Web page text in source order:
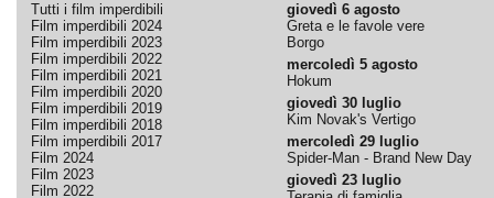
Tutti i film imperdibili
Film imperdibili 2024
Film imperdibili 2023
Film imperdibili 2022
Film imperdibili 2021
Film imperdibili 2020
Film imperdibili 2019
Film imperdibili 2018
Film imperdibili 2017
Film 2024
Film 2023
Film 2022
giovedì 6 agosto
Greta e le favole vere
Borgo
mercoledì 5 agosto
Hokum
giovedì 30 luglio
Kim Novak's Vertigo
mercoledì 29 luglio
Spider-Man - Brand New Day
giovedì 23 luglio